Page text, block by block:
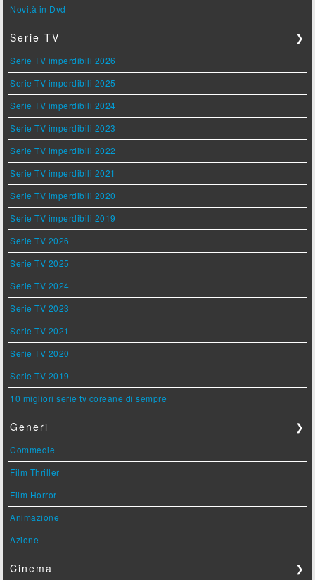
Novità in Dvd
Serie TV ❯
Serie TV imperdibili 2026
Serie TV imperdibili 2025
Serie TV imperdibili 2024
Serie TV imperdibili 2023
Serie TV imperdibili 2022
Serie TV imperdibili 2021
Serie TV imperdibili 2020
Serie TV imperdibili 2019
Serie TV 2026
Serie TV 2025
Serie TV 2024
Serie TV 2023
Serie TV 2021
Serie TV 2020
Serie TV 2019
10 migliori serie tv coreane di sempre
Generi ❯
Commedie
Film Thriller
Film Horror
Animazione
Azione
Cinema ❯